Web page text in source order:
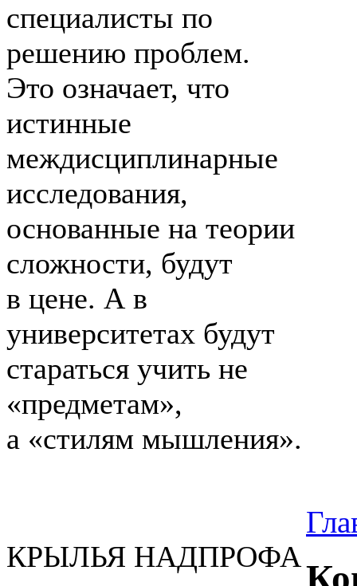
специалисты по
решению проблем.
Это означает, что
истинные
междисциплинарные
исследования,
основанные на теории
сложности, будут
в цене. А в
университетах будут
стараться учить не
«предметам»,
а «стилям мышления».
КРЫЛЬЯ НАДПРОФА